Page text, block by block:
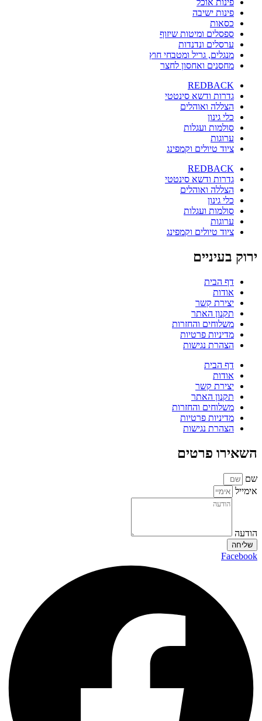
פינות אוכל
פינות ישיבה
כסאות
ספסלים ומיטות שיזוף
ערסלים ונדנדות
מנגלים, גריל ומטבחי חוץ
מחסנים ואחסון לחצר
REDBACK
גדרות ודשא סינטטי
הצללה ואוהלים
כלי גינון
סולמות ועגלות
ערוגות
ציוד טיולים וקמפינג
REDBACK
גדרות ודשא סינטטי
הצללה ואוהלים
כלי גינון
סולמות ועגלות
ערוגות
ציוד טיולים וקמפינג
ירוק בעיניים
דף הבית
אודות
יצירת קשר
תקנון האתר
משלוחים והחזרות
מדיניות פרטיות
הצהרת נגישות
דף הבית
אודות
יצירת קשר
תקנון האתר
משלוחים והחזרות
מדיניות פרטיות
הצהרת נגישות
השאירו פרטים
שם
אימייל
הודעה
שליחה
Facebook